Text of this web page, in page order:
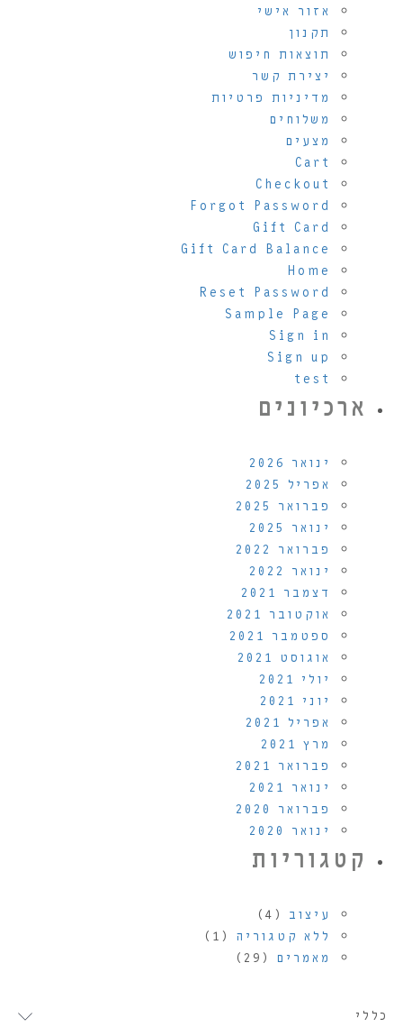
אזור אישי
תקנון
תוצאות חיפוש
יצירת קשר
מדיניות פרטיות
משלוחים
מצעים
Cart
Checkout
Forgot Password
Gift Card
Gift Card Balance
Home
Reset Password
Sample Page
Sign in
Sign up
test
ארכיונים
ינואר 2026
אפריל 2025
פברואר 2025
ינואר 2025
פברואר 2022
ינואר 2022
דצמבר 2021
אוקטובר 2021
ספטמבר 2021
אוגוסט 2021
יולי 2021
יוני 2021
אפריל 2021
מרץ 2021
פברואר 2021
ינואר 2021
פברואר 2020
ינואר 2020
קטגוריות
עיצוב (4)
ללא קטגוריה (1)
מאמרים (29)
כללי